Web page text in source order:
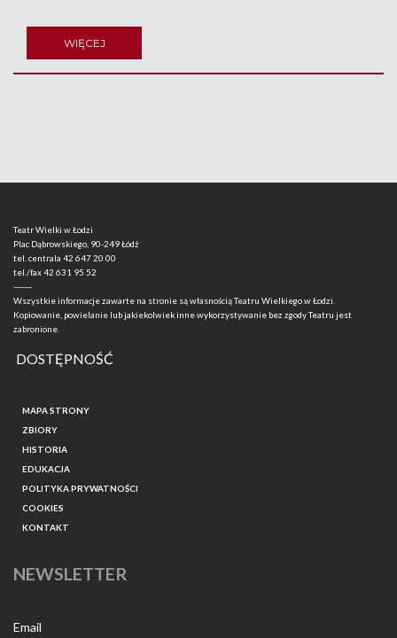
WIĘCEJ
Teatr Wielki w Łodzi
Plac Dąbrowskiego, 90-249 Łódź
tel. centrala 42 647 20 00
tel./fax42 631 95 52
-------
Wszystkie informacje zawarte na stronie są własnością Teatru Wielkiego w Łodzi.
Kopiowanie, powielanie lub jakiekolwiek inne wykorzystywanie bez zgody Teatru jest
zabronione.
DOSTĘPNOŚĆ
MAPA STRONY
ZBIORY
HISTORIA
EDUKACJA
POLITYKA PRYWATNOŚCI
COOKIES
KONTAKT
NEWSLETTER
Email